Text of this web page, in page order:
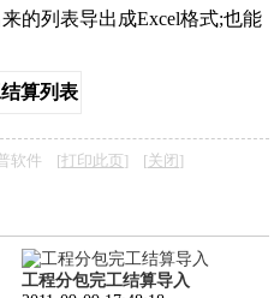
的列表导出成Excel格式;也能
软件 [打印此页] [关闭 ]
工程分包完工结算导入